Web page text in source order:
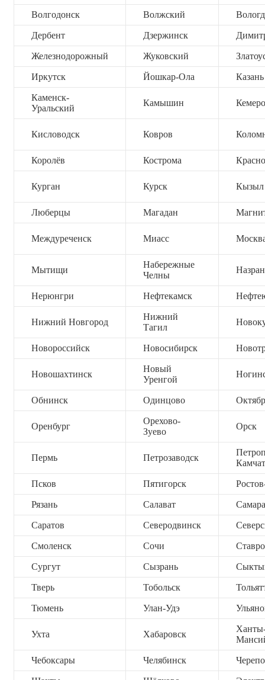
Волгодонск Волжский
Дербент Дзержинск
Железнодорожный Жуковский
Иркутск Йошкар-Ола Казань
Каменск-
Уральский
Камышин
Кисловодск Ковров
Королёв Кострома
Курган Курск Кызыл
Люберцы Магадан
Междуреченск Миасс
Мытищи
Набережные
Челны
Нерюнгри Нефтекамск
Нижний Новгород
Нижний
Тагил
Новороссийск Новосибирск
Новошахтинск
Новый
Уренгой
Обнинск Одинцово
Оренбург
Орехово-
Зуево
Орск
Пермь Петрозаводск
Псков Пятигорск
Рязань Салават Самара
Саратов Северодвинск
Смоленск Сочи
Сургут Сызрань
Тверь Тобольск
Тюмень Улан-Удэ
Ухта Хабаровск
Чебоксары Челябинск